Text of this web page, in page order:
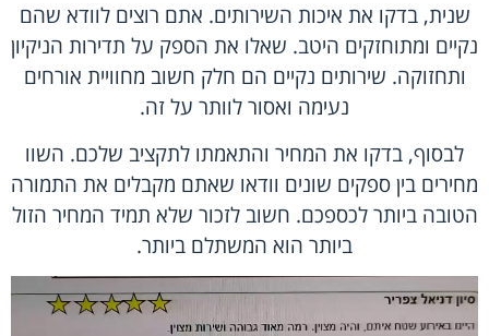
שנית, בדקו את איכות השירותים. אתם רוצים לוודא שהם
נקיים ומתוחזקים היטב. שאלו את הספק על תדירות הניקיון
ותחזוקה. שירותים נקיים הם חלק חשוב מחוויית אורחים
נעימה ואסור לוותר על זה.
לבסוף, בדקו את המחיר והתאמתו לתקציב שלכם. השוו
מחירים בין ספקים שונים וודאו שאתם מקבלים את התמורה
הטובה ביותר לכספכם. חשוב לזכור שלא תמיד המחיר הזול
ביותר הוא המשתלם ביותר.
נגן
וידאו